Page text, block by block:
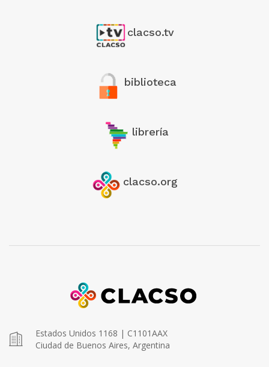
clacso.tv
biblioteca
librería
clacso.org
Estados Unidos 1168 | C1101AAX
Ciudad de Buenos Aires, Argentina